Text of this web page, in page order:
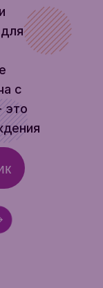
с
это